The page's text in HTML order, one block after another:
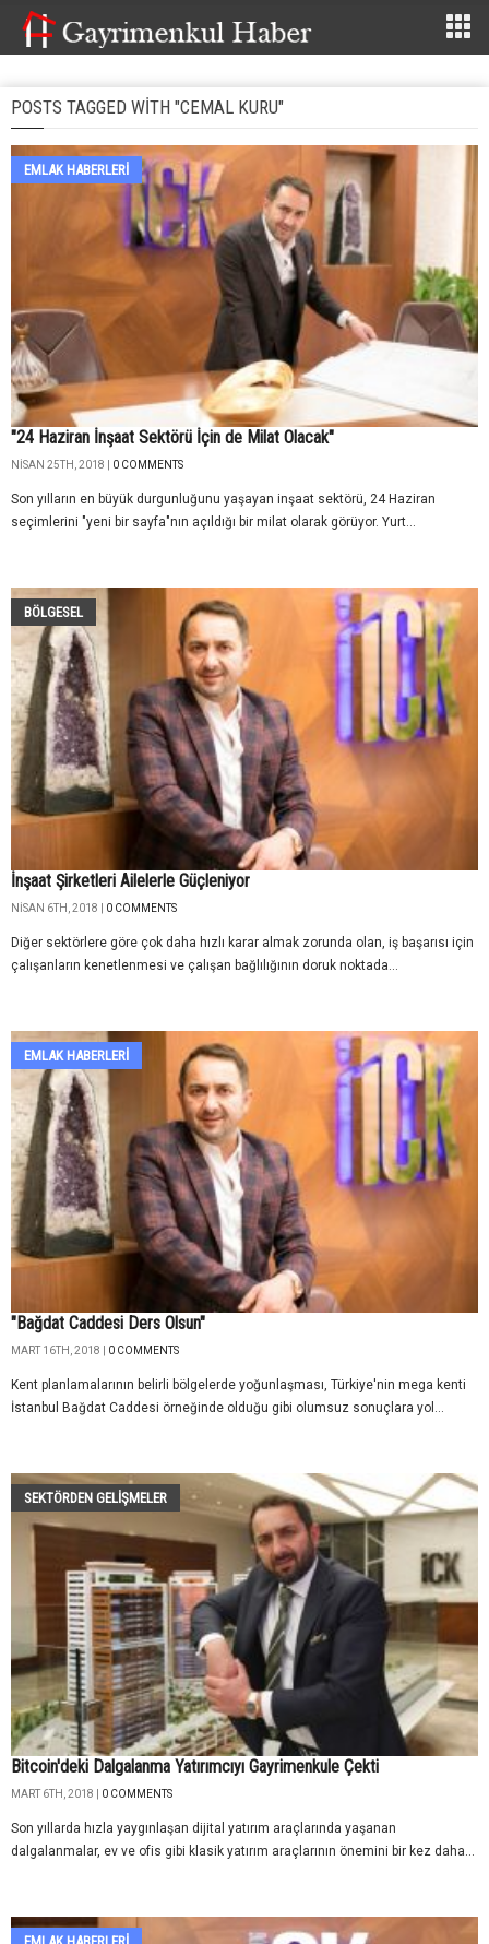
POSTS TAGGED WITH "CEMAL KURU"
EMLAK HABERLERI
"24 Haziran İnşaat Sektörü İçin de Milat Olacak"
NISAN 25TH, 2018 | 0 COMMENTS
Son yılların en büyük durgunluğunu yaşayan inşaat sektörü, 24 Haziran
seçimlerini "yeni bir sayfa"nın açıldığı bir milat olarak görüyor. Yurt...
BÖLGESEL
İnşaat Şirketleri Ailelerle Güçleniyor
NISAN 6TH, 2018 | 0 COMMENTS
Diğer sektörlere göre çok daha hızlı karar almak zorunda olan, iş başarısı için
çalışanların kenetlenmesi ve çalışan bağlılığının doruk noktada...
EMLAK HABERLERI
"Bağdat Caddesi Ders Olsun"
MART 16TH, 2018 | 0 COMMENTS
Kent planlamalarının belirli bölgelerde yoğunlaşması, Türkiye'nin mega kenti
İstanbul Bağdat Caddesi örneğinde olduğu gibi olumsuz sonuçlara yol...
SEKTÖRDEN GELIŞMELER
Bitcoin'deki Dalgalanma Yatırımcıyı Gayrimenkule Çekti
MART 6TH, 2018 | 0 COMMENTS
Son yıllarda hızla yaygınlaşan dijital yatırım araçlarında yaşanan
dalgalanmalar, ev ve ofis gibi klasik yatırım araçlarının önemini bir kez daha...